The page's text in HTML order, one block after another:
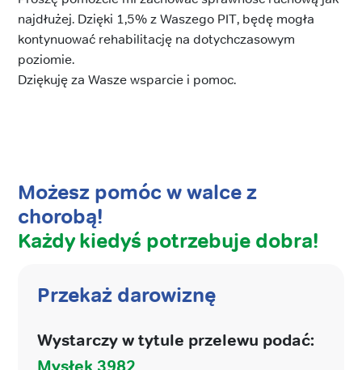
najdłużej. Dzięki 1,5% z Waszego PIT, będę mogła
kontynuować rehabilitację na dotychczasowym
poziomie.
Dziękuję za Wasze wsparcie i pomoc.
Możesz pomóc w walce z
chorobą!
Każdy kiedyś potrzebuje dobra!
Przekaż darowiznę
Wystarczy w tytule przelewu podać:
Mysłek 3982